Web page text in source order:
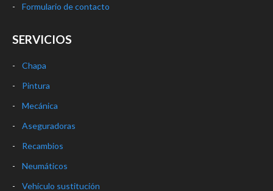
Formulario de contacto
SERVICIOS
Chapa
Pintura
Mecánica
Aseguradoras
Recambios
Neumáticos
Vehículo sustitución